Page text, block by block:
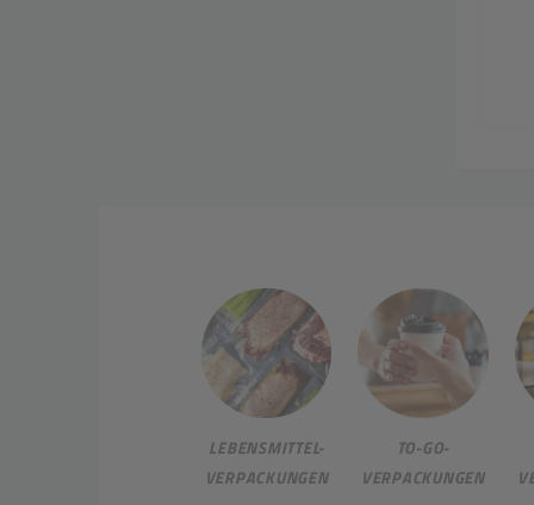
LEBENSMITTEL-
VERPACKUNGEN
TO-GO-
VERPACKUNGEN